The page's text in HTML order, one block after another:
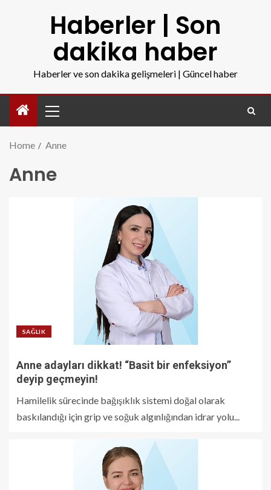
Haberler | Son
dakika haber
Haberler ve son dakika gelişmeleri | Güncel haber
Home Anne
Anne
SAĞLIK
Anne adayları dikkat! “Basit bir enfeksiyon”
deyip geçmeyin!
Hamilelik sürecinde bağışıklık sistemi doğal olarak
baskılandığı için grip ve soğuk algınlığından idrar yolu...